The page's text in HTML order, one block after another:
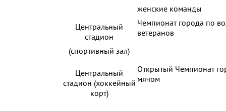
женские команды
Центральный
стадион
(спортивный зал)
Чемпионат города по
ветеранов
Центральный
стадион (хоккейный
корт)
Открытый Чемпионат
мячом